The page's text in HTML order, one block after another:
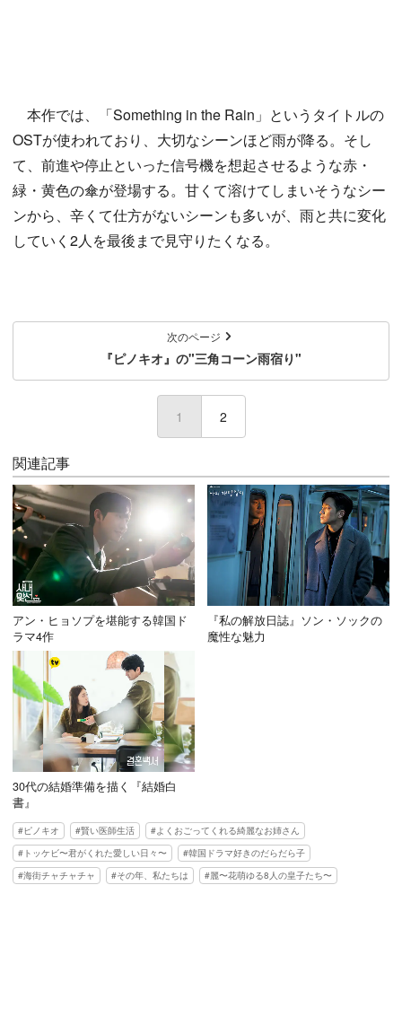
本作では、「Something in the Rain」というタイトルの
OSTが使われており、大切なシーンほど雨が降る。そし
て、前進や停止といった信号機を想起させるような赤・
緑・黄色の傘が登場する。甘くて溶けてしまいそうなシー
ンから、辛くて仕方がないシーンも多いが、雨と共に変化
していく2人を最後まで見守りたくなる。
次のページ
『ピノキオ』の"三角コーン雨宿り"
1 (current)
2
関連記事
アン・ヒョソプを堪能する韓国ド
ラマ4作
『私の解放日誌』ソン・ソックの
魔性な魅力
30代の結婚準備を描く『結婚白
書』
ピノキオ 賢い医師生活
よくおごってくれる綺麗なお姉さん
トッケビ〜君がくれた愛しい日々〜
韓国ドラマ好きのだらだら子
海街チャチャチャ
その年、私たちは 麗〜花萌ゆる8人の皇子たち〜